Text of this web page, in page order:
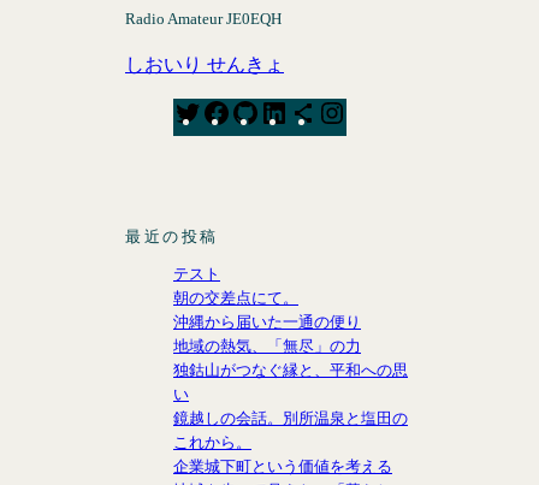
Radio Amateur JE0EQH
しおいり せんきょ
T
w
t
r
F
a
k
G
i
L
i
S
h
o
n
n
a
m
最近の投稿
テスト
朝の交差点にて。
沖縄から届いた一通の便り
地域の熱気、「無尽」の力
独鈷山がつなぐ縁と、平和への思
い
鏡越しの会話。別所温泉と塩田の
これから。
企業城下町という価値を考える